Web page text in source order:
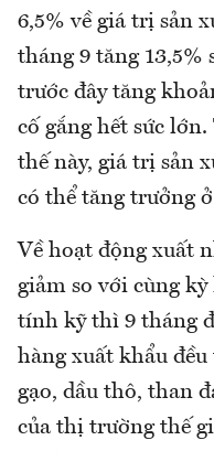
6,5% về giá trị sản
tháng 9 tăng 13,5%
trước đây tăng
cố gắng hết sức
thế này, giá trị sản
có thể tăng trưởng
Về hoạt động xuất
giảm so với cùng
tính kỹ thì 9 tháng
hàng xuất khẩu
gạo, dầu thô, than
của thị trường thế